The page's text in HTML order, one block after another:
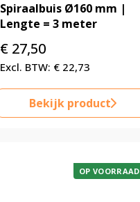
Spiraalbuis Ø160 mm |
Lengte = 3 meter
€ 27,50
€ 22,73
Bekijk product
OP VOORRAAD